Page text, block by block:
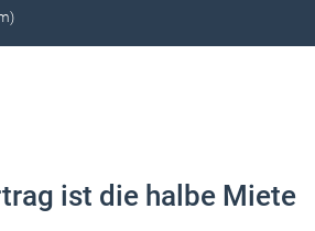
ist die halbe Miete